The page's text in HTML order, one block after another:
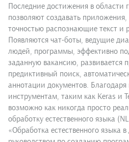
Последние достижения в области
позволяют создавать
точностью распознающие текст и
Появляются чат-боты, ведущие
людей, программы, эффективно
заданную вакансию, развивается
предиктивный поиск,
аннотации документов.
инструментам, таким как Keras и
возможно как никогда просто
обработку естественного языка
«Обработка естественного языка